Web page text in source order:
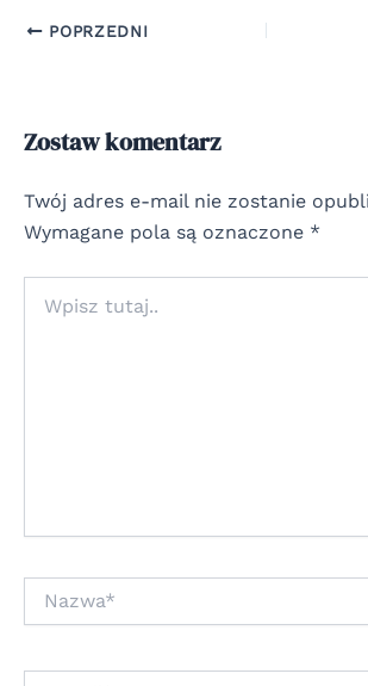
POPRZEDNI
Zostaw komentarz
Twój adres e-mail nie zostanie
Wymagane pola są oznaczone *
tutaj..